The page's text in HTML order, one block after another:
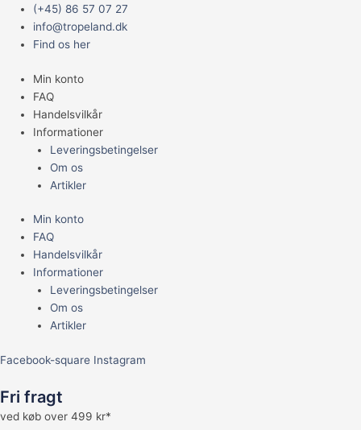
indholdet
(+45) 86 57 07 27
info@tropeland.dk
Find os her
Min konto
FAQ
Handelsvilkår
Informationer
Leveringsbetingelser
Om os
Artikler
Min konto
FAQ
Handelsvilkår
Informationer
Leveringsbetingelser
Om os
Artikler
Facebook-square Instagram
Fri fragt
ved køb over 499 kr*
Main
Menu
Hanna
Checker
Nitrate
NO3–)
for
Saltwater
HR